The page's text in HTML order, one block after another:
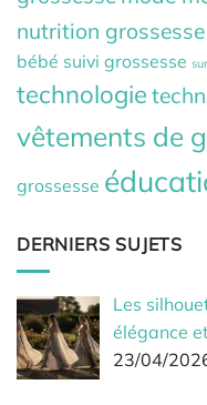
nutrition grossesse
bébé suivi grossesse
technologie
vêtements de
grossesse
DERNIERS SUJETS
Les
élégance
23/04/